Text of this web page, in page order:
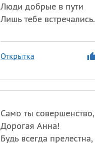
Люди добрые в пути
Лишь тебе встречались.
Открытка
Само ты совершенство,
Дорогая Анна!
Будь всегда прелестна,